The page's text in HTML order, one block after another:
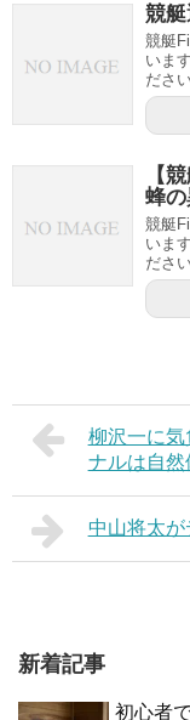
競
競艇
いま
ださ
【
蜂の
競艇
いま
ださ
柳沢一に気
ナルは自
中山将太
新着記事
初心者